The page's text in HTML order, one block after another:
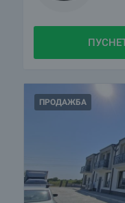
ПРОДАЖБА